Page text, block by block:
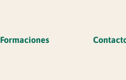
Formaciones